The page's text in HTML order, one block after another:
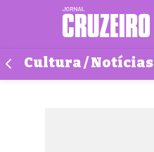
Cultura / Notícias